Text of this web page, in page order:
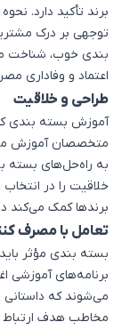
برند تأکید دارد.
توجهی بر درک
بندی خوب، شناخت
اعتماد و وفاداری
طراحی و خلاقیت
آموزش بسته بندی
متخصصان آموزش
به راه‌حل‌های بسته
خلاقیت را در
برندها کمک می‌کند
تعامل با مصرف
بسته بندی مؤثر
برنامه‌های آموزشی
می‌شوند که داستانی
مخاطب هدف ارتباط